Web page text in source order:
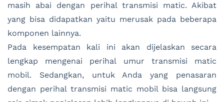
masih abai dengan perihal transmisi matic. Akibat
yang bisa didapatkan yaitu merusak pada beberapa
komponen lainnya.
Pada kesempatan kali ini akan dijelaskan secara
lengkap mengenai perihal umur transmisi matic
mobil. Sedangkan, untuk Anda yang penasaran
dengan perihal transmisi matic mobil bisa langsung